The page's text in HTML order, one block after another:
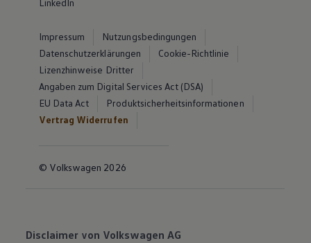
LinkedIn
Impressum
Nutzungsbedingungen
Datenschutzerklärungen
Cookie-Richtlinie
Lizenzhinweise Dritter
Angaben zum Digital Services Act (DSA)
EU Data Act
Produktsicherheitsinformationen
Vertrag Widerrufen
© Volkswagen 2026
Disclaimer von Volkswagen AG